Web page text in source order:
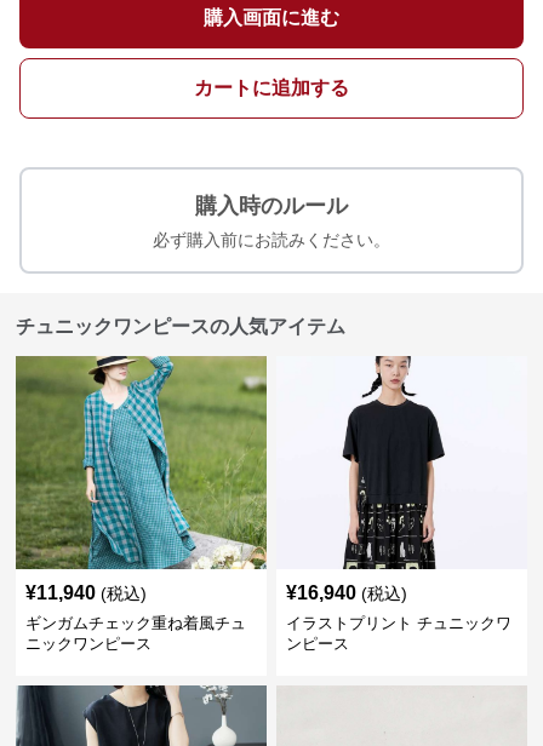
購入画面に進む
カートに追加する
購入時のルール
必ず購入前にお読みください。
チュニックワンピースの人気アイテム
¥11,940 (税込)
ギンガムチェック重ね着風チュ
ニックワンピース
¥16,940 (税込)
イラストプリント チュニックワ
ンピース